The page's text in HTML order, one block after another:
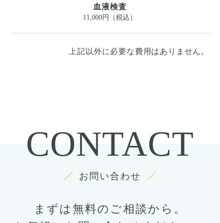
血液検査
11,000円（税込）
上記以外に必要な費用はありません。
CONTACT
お問い合わせ
まずは無料のご相談から。